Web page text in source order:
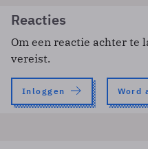
Reacties
Om een reactie achter te
vereist.
Inloggen Word